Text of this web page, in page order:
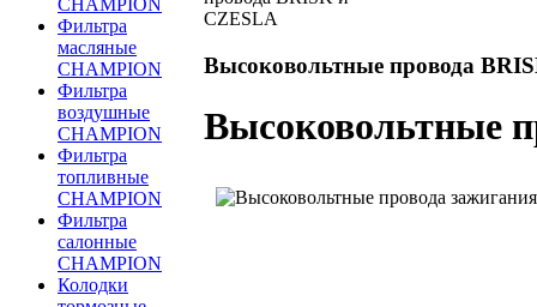
CHAMPION
Фильтра
масляные
CHAMPION
Фильтра
воздушные
CHAMPION
Фильтра
топливные
CHAMPION
Фильтра
салонные
CHAMPION
Колодки
Высоковольтные провода
Высоковольтные